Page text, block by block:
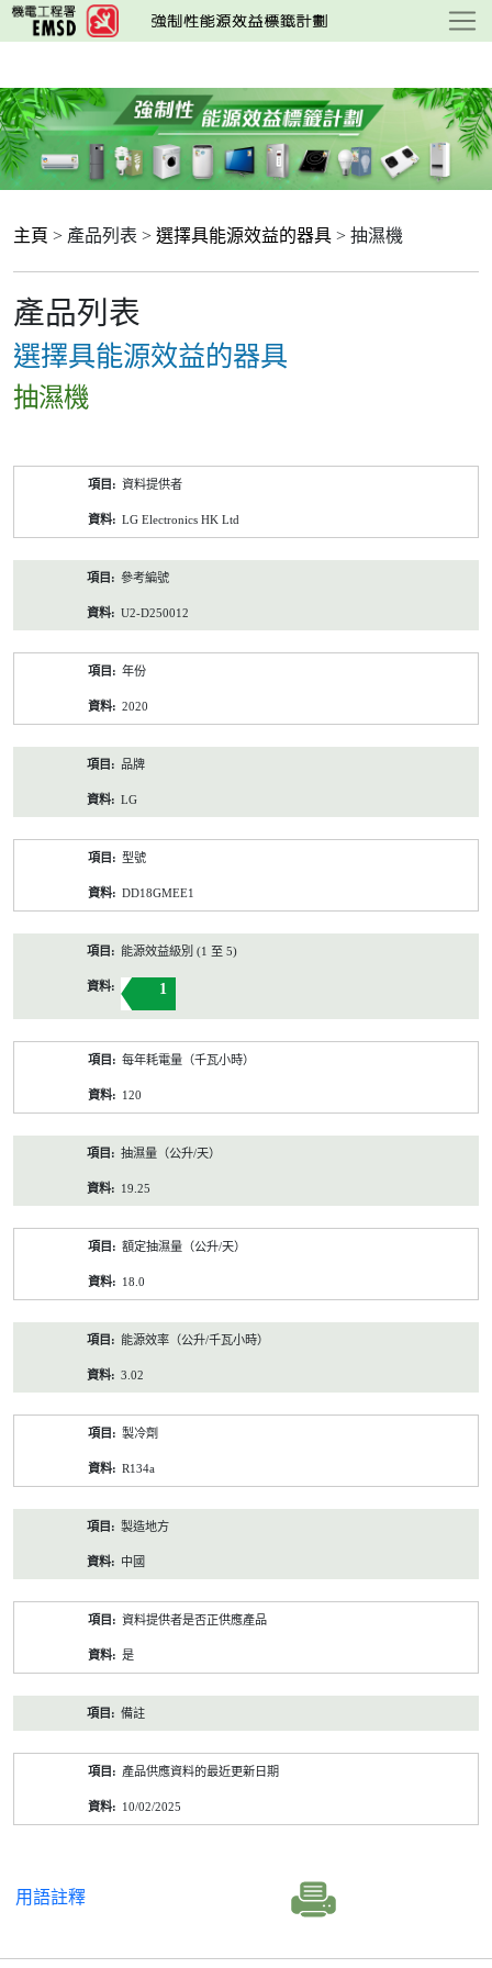
跳
至
要
內
容
主頁 > 產品列表 > 選擇具能源效益的器具 > 抽濕機
產品列表
選擇具能源效益的器具
抽濕機
資料提供者
LG Electronics HK Ltd
參考編號
U2-D250012
年份
2020
品牌
LG
型號
DD18GMEE1
能源效益級別 (1 至 5)
1
每年耗電量（千瓦小時）
120
抽濕量（公升/天）
19.25
額定抽濕量（公升/天）
18.0
能源效率（公升/千瓦小時）
3.02
製冷劑
R134a
製造地方
中國
資料提供者是否正供應產品
是
備註
產品供應資料的最近更新日期
10/02/2025
用語註釋